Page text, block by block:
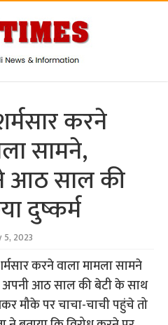
करने
सामने,
आठ साल की
दुष्कर्म
5, 2023
करने वाला मामला सामने
आठ साल की बेटी के साथ
मौके पर चाचा-चाची पहुंचे तो